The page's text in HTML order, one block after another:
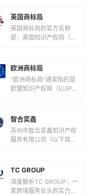
英国商标局
英国商标局的官方名称
是：英国知识产权局（U
欧洲商标局
“欧洲商标局”通常指的是
欧盟知识产权局（EUIPO,
智合奕鑫
苏州市智合奕鑫知识产权
服务有限公司（以下简称
知识产权服务为核心的企
TC GROUP
深度解析TC GROUP：一
家跨境服务巨头的实力与